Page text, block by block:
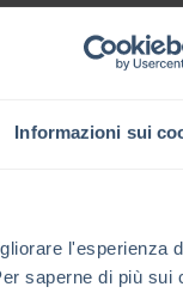
Informazioni sui
l'esperienza
saperne di più sui